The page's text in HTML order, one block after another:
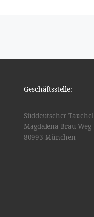
Geschäftsstelle:
Süddeutscher
Magdalena-Bräu Weg
80993 München